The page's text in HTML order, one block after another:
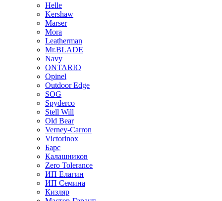
Helle
Kershaw
Marser
Mora
Leatherman
Mr.BLADE
Navy
ONTARIO
Opinel
Outdoor Edge
SOG
Spyderco
Stell Will
Old Bear
Verney-Carron
Victorinox
Барс
Калашников
Zero Tolerance
ИП Елагин
ИП Семина
Кизляр